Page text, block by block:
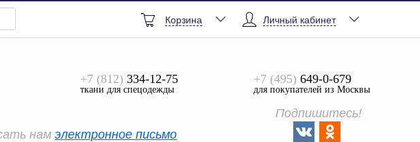
Все
Личный кабинет
Корзина
+7 (812) 334-12-75
ткани для спецодежды
+7 (495) 649-0-679
для покупателей из Москвы
нам электронное письмо
Подпишитесь!